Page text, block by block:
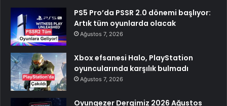
PS5 Pro’da PSSR 2.0 dönemi başlıyor:
Artık tüm oyunlarda olacak
Ağustos 7, 2026
Xbox efsanesi Halo, PlayStation
oyuncularında karşılık bulmadı
Ağustos 7, 2026
Oyungezer Dergimiz 2026 Ağustos